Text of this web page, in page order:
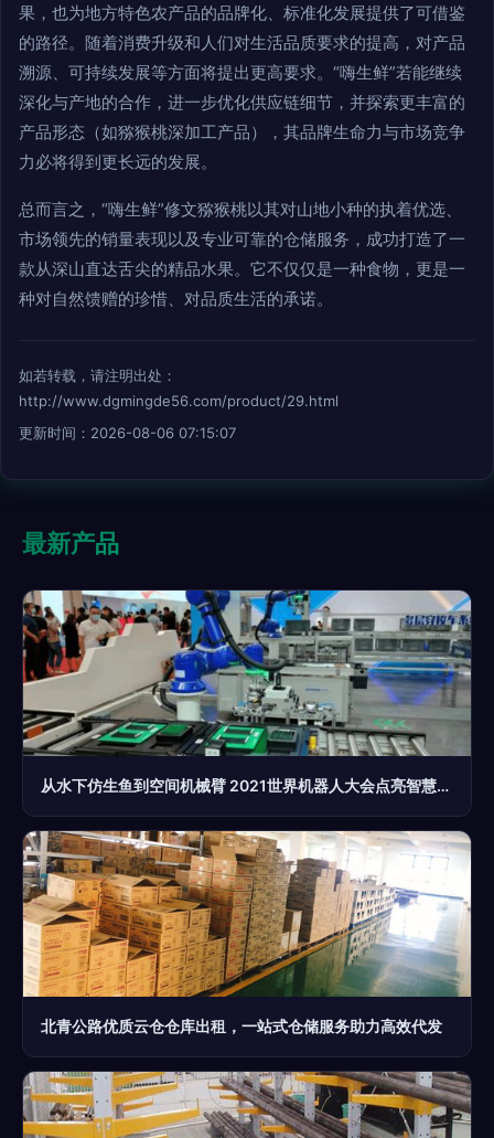
果，也为地方特色农产品的品牌化、标准化发展提供了可借鉴
的路径。随着消费升级和人们对生活品质要求的提高，对产品
溯源、可持续发展等方面将提出更高要求。“嗨生鲜”若能继续
深化与产地的合作，进一步优化供应链细节，并探索更丰富的
产品形态（如猕猴桃深加工产品），其品牌生命力与市场竞争
力必将得到更长远的发展。
总而言之，“嗨生鲜”修文猕猴桃以其对山地小种的执着优选、
市场领先的销量表现以及专业可靠的仓储服务，成功打造了一
款从深山直达舌尖的精品水果。它不仅仅是一种食物，更是一
种对自然馈赠的珍惜、对品质生活的承诺。
如若转载，请注明出处：
http://www.dgmingde56.com/product/29.html
更新时间：2026-08-06 07:15:07
最新产品
从水下仿生鱼到空间机械臂 2021世界机器人大会点亮智慧未来
北青公路优质云仓仓库出租，一站式仓储服务助力高效代发